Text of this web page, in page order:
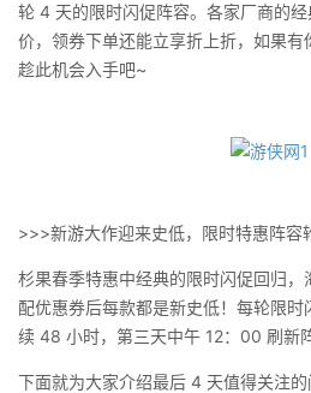
轮 4 天的限时闪促阵容。各家厂商的
价，领券下单还能立享折上折，如果
趁此机会入手吧~
>>>新游大作迎来史低，限时特惠阵容
杉果春季特惠中经典的限时闪促回归
配优惠券后每款都是新史低！每轮限
续 48 小时，第三天中午 12：00 刷新阵
下面就为大家介绍最后 4 天值得关注